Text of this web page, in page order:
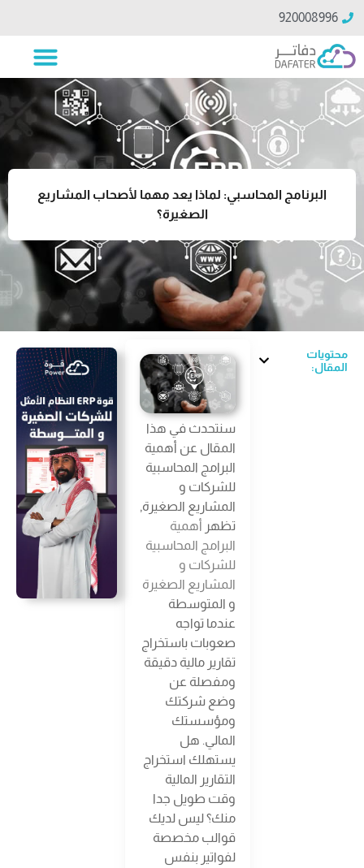
920008996
البرنامج المحاسبي: لماذا يعد مهما لأصحاب المشاريع
الصغيرة؟
محتويات
المقال:
سنتحدث في هذا
المقال عن أهمية
البرامج المحاسبية
للشركات و
المشاريع الصغيرة,
تظهر أهمية
البرامج المحاسبية
للشركات و
المشاريع الصغيرة
و المتوسطة
عندما تواجه
صعوبات باستخراج
تقارير مالية دقيقة
ومفصلة عن
وضع شركتك
ومؤسستك
المالي. هل
يستهلك استخراج
التقارير المالية
وقت طويل جدا
منك؟ ليس لديك
قوالب مخصصة
لفواتير بنفس